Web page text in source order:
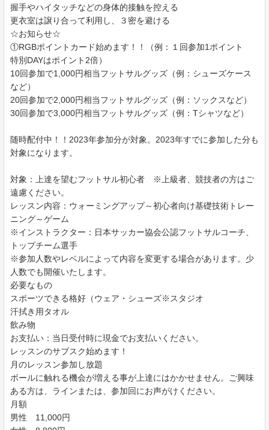
握手やハイタッチなどの身体的接触を控える
更衣室は譲り合って利用し、３密を避ける
☆お知らせ☆
①RGBポイントカード始めます！！（例：１回参加1ポイント
特別DAYはポイント2倍）
10回参加で1,000円相当フットサルグッズ（例：シューズケース
など）
20回参加で2,000円相当フットサルグッズ（例：ソックスなど）
30回参加で3,000円相当フットサルグッズ（例：Tシャツなど）
随時配付中！！2023年参加分が対象。2023年すでに参加した分も
対象になります。
対象：上達を望むフットサル初心者 ※上級者、競技者の方はご
遠慮ください。
レッスン内容：ウォーミングアップ～初心者向け基礎技術トレー
ニング～ゲーム
※インストラクター：日本サッカー協会公認フットサルコーチ、
トップチーム選手
※参加人数やレベルによって内容を変更する場合があります。少
人数でも開催いたします。
必要なもの
スポーツできる格好（ウェア・シューズ※スタジオ
汗拭き用タオル
飲み物
お支払い：当日受付時に現金でお支払いください。
レッスンのサブスク始めます！
月のレッスン参加し放題
ボールに触れる機会が増える事が上達にはかかせません。ご興味
ある方は、ラインまたは、参加回にお声がけください。
月額
男性 11,000円